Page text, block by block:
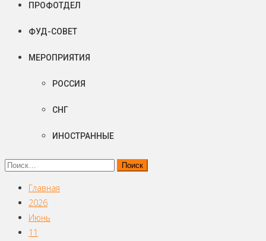
ПРОФОТДЕЛ
ФУД-СОВЕТ
МЕРОПРИЯТИЯ
РОССИЯ
СНГ
ИНОСТРАННЫЕ
Найти:
Главная
2026
Июнь
11